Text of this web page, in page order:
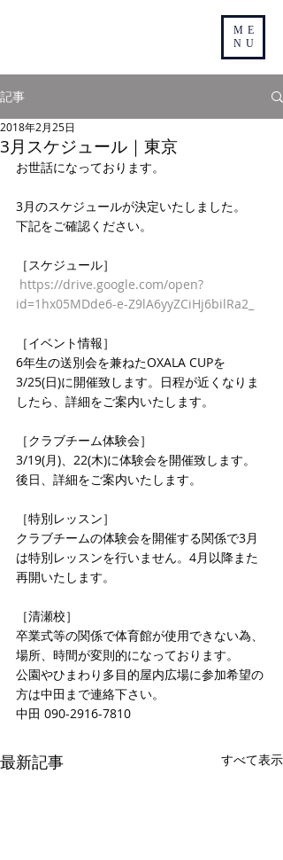
ME
NU
記事
3月スケジュール｜東京
2018年2月25日
お世話になっております。
3月のスケジュールが決定いたしました。
下記をご確認ください。
［スケジュール］
https://drive.google.com/open?
id=1hx05MDde6-e-Z9lA6yyZCiHj6bilRa2_
［イベント情報］
6年生の送別会を兼ねたOXALA CUPを
3/25(日)に開催致します。日程が近くなりま
したら、詳細をご案内いたします。
［クラブチーム体験会］
3/19(月)、22(木)に体験会を開催致します。
後日、詳細をご案内いたします。
［特別レッスン］
クラブチームの体験会を開催する関係で3月
は特別レッスンを行いません。4月以降また
再開いたします。
［清瀬校］
卒業式等の関係で体育館が使用できない為、
場所、時間が変則的になっております。
公園やひまわり多目的屋内広場に参加希望の
方は中田まで連絡下さい。
中田 090-2916-7810
最新記事 すべて表示